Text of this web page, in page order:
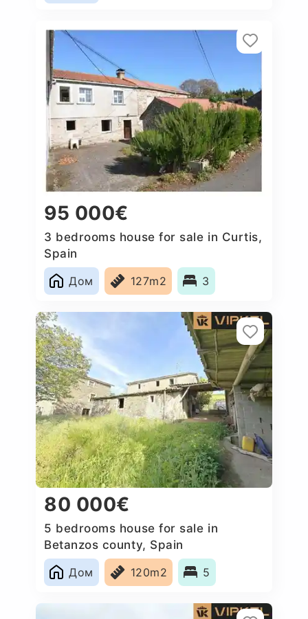
95 000€
3 bedrooms house for sale in Curtis,
Spain
Дом
127m2 3
80 000€
5 bedrooms house for sale in
Betanzos county, Spain
Дом
120m2 5